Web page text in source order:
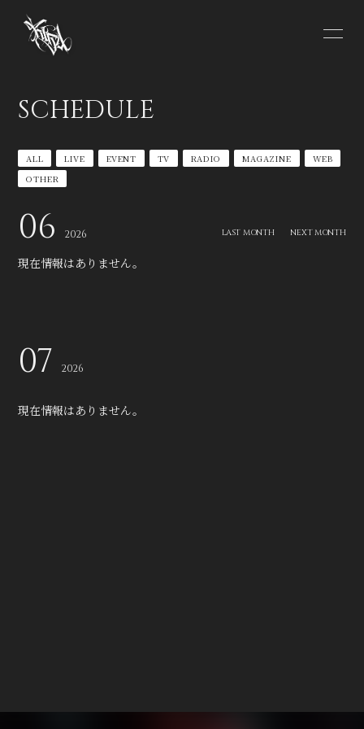
SCHEDULE
VIDEO
DISCOGRAPHY
CONTACT
SCHEDULE
ALL LIVE EVENT TV RADIO MAGAZINE
WEB
OTHER
06 2026 LAST MONTH NEXT MONTH
現在情報はありません。
07 2026
現在情報はありません。